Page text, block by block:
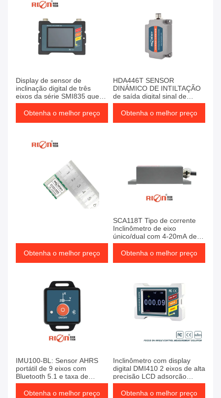
Display de sensor de
inclinação digital de três
eixos da série SMI835 que
recolhe dados do sensor de
inclinação
Obtenha o melhor preço
HDA446T SENSOR
DINÁMICO DE INTILTAÇÃO
de saída digital sinal de
saída RS485/RS232/TTL
Obtenha o melhor preço
Obtenha o melhor preço
SCA118T Tipo de corrente
Inclinômetro de eixo
único/dual com 4-20mA de
saída Alta precisão 0,03° e
proteção IP67
Obtenha o melhor preço
IMU100-BL: Sensor AHRS
portátil de 9 eixos com
Bluetooth 5.1 e taxa de
atualização de 100 Hz
Obtenha o melhor preço
Inclinômetro com display
digital DMI410 2 eixos de alta
precisão LCD adsorção
magnética recarregável
Obtenha o melhor preço